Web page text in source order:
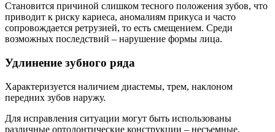
Становится причиной слишком тесного положения зубов, что
приводит к риску кариеса, аномалиям прикуса и часто
сопровождается ретрузией, то есть смещением. Среди
возможных последствий – нарушение формы лица.
Удлинение зубного ряда
Характеризуется наличием диастемы, трем, наклоном
передних зубов наружу.
Для исправления ситуации могут быть использованы
различные ортодонтические конструкции – несъемные,